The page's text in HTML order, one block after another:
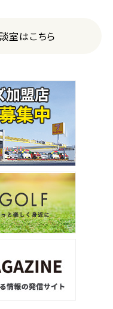
室はこちら